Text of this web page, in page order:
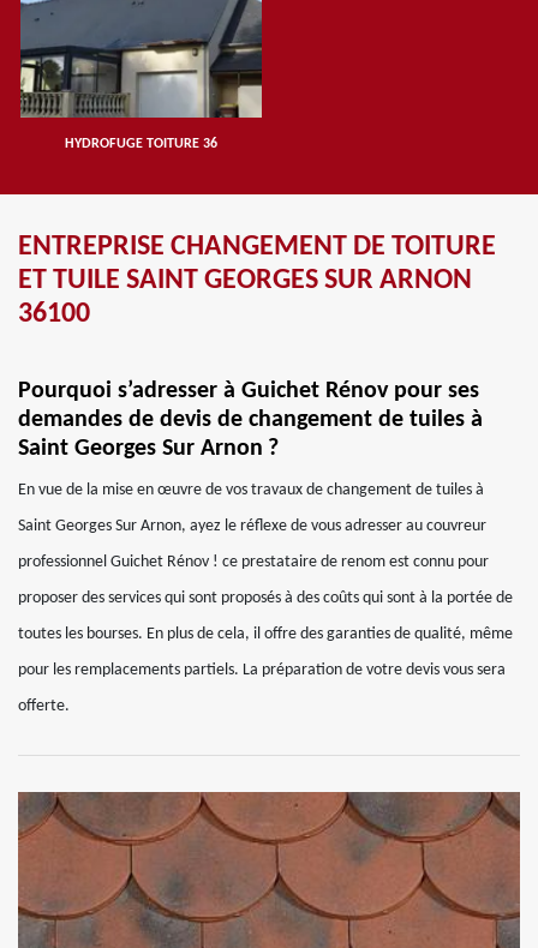
HYDROFUGE TOITURE 36
ENTREPRISE CHANGEMENT DE TOITURE
ET TUILE SAINT GEORGES SUR ARNON
36100
Pourquoi s’adresser à Guichet Rénov pour ses
demandes de devis de changement de tuiles à
Saint Georges Sur Arnon ?
En vue de la mise en œuvre de vos travaux de changement de tuiles à
Saint Georges Sur Arnon, ayez le réflexe de vous adresser au couvreur
professionnel Guichet Rénov ! ce prestataire de renom est connu pour
proposer des services qui sont proposés à des coûts qui sont à la portée de
toutes les bourses. En plus de cela, il offre des garanties de qualité, même
pour les remplacements partiels. La préparation de votre devis vous sera
offerte.